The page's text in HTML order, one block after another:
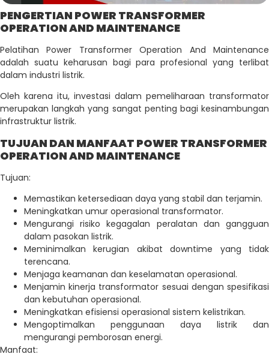
PENGERTIAN POWER TRANSFORMER
OPERATION AND MAINTENANCE
Pelatihan Power Transformer Operation And Maintenance
adalah suatu keharusan bagi para profesional yang terlibat
dalam industri listrik.
Oleh karena itu, investasi dalam pemeliharaan transformator
merupakan langkah yang sangat penting bagi kesinambungan
infrastruktur listrik.
TUJUAN DAN MANFAAT POWER TRANSFORMER
OPERATION AND MAINTENANCE
Tujuan:
Memastikan ketersediaan daya yang stabil dan terjamin.
Meningkatkan umur operasional transformator.
Mengurangi risiko kegagalan peralatan dan gangguan
dalam pasokan listrik.
Meminimalkan kerugian akibat downtime yang tidak
terencana.
Menjaga keamanan dan keselamatan operasional.
Menjamin kinerja transformator sesuai dengan spesifikasi
dan kebutuhan operasional.
Meningkatkan efisiensi operasional sistem kelistrikan.
Mengoptimalkan penggunaan daya listrik dan
mengurangi pemborosan energi.
Manfaat: